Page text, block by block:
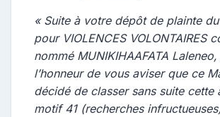
« Suite à votre dépôt de plainte
pour VIOLENCES VOLONTAIRES
nommé MUNIKIHAAFATA Laleneo,
l’honneur de vous aviser que ce
décidé de classer sans suite cette
motif 41 (recherches